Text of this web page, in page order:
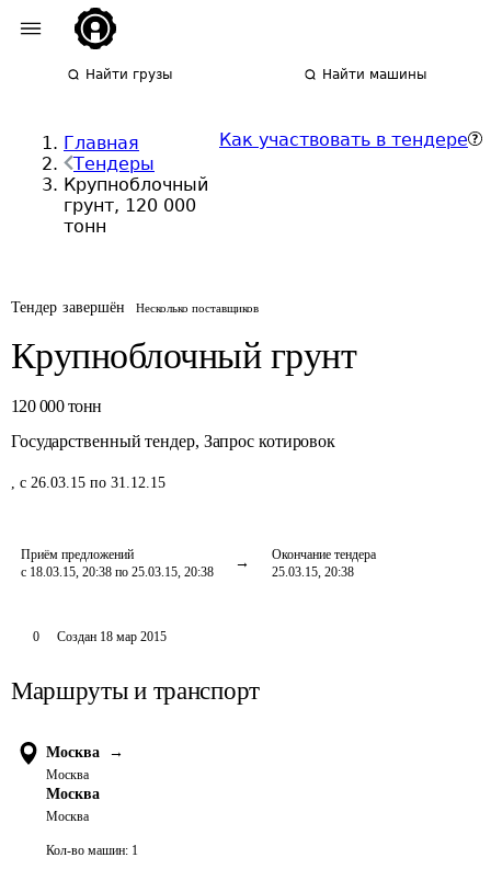
Найти грузы Найти машины
Главная
Тендеры
Крупноблочный
грунт, 120 000
тонн
Как участвовать в тендере
Тендер завершён Несколько поставщиков
Крупноблочный грунт
120 000 тонн
Государственный тендер, Запрос котировок
, с 26.03.15 по 31.12.15
Приём предложений
с 18.03.15, 20:38 по 25.03.15, 20:38
Окончание тендера
25.03.15, 20:38
0 Создан 18 мар 2015
Маршруты и транспорт
Москва →
Москва
Москва
Москва
Кол-во машин: 1